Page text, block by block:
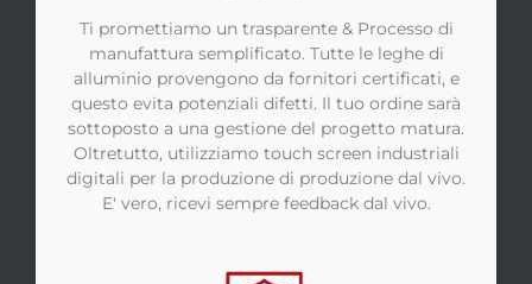
Ti promettiamo un trasparente & Processo di
manufattura semplificato. Tutte le leghe di
alluminio provengono da fornitori certificati, e
questo evita potenziali difetti. Il tuo ordine sarà
sottoposto a una gestione del progetto matura.
Oltretutto, utilizziamo touch screen industriali
digitali per la produzione di produzione dal vivo.
E' vero, ricevi sempre feedback dal vivo.